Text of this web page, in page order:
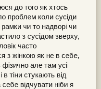
до того як хтось
проблем коли сусіди
чи то надворі чи
з сусідом зверху,
часто
з жінкою як не в себе,
фізично але там усі
в тіни стукають від
відчувати ніби я